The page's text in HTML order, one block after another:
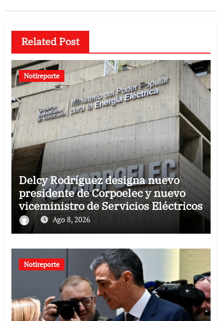
Related Post
Notireporte
Delcy Rodríguez designa nuevo
presidente de Corpoelec y nuevo
viceministro de Servicios Eléctricos
Ago 8, 2026
Notireporte